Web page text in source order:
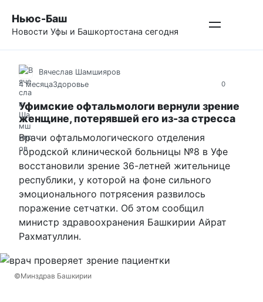
контенту
Ньюс-Баш
Новости Уфы и Башкортостана сегодня
0
Вячеслав Шамшияров
4 месяцаЗдоровье
Уфимские офтальмологи вернули зрение
женщине, потерявшей его из-за стресса
Врачи офтальмологического отделения
городской клинической больницы №8 в Уфе
восстановили зрение 36-летней жительнице
республики, у которой на фоне сильного
эмоционального потрясения развилось
поражение сетчатки. Об этом сообщил
министр здравоохранения Башкирии Айрат
Рахматуллин.
©Минздрав Башкирии